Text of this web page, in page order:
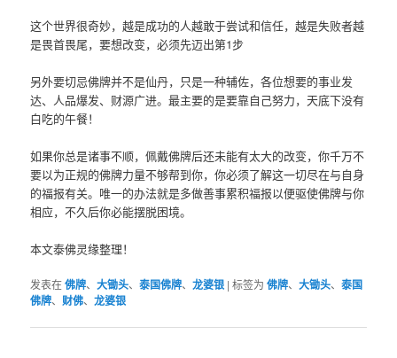
这个世界很奇妙，越是成功的人越敢于尝试和信任，越是失败者越
是畏首畏尾，要想改变，必须先迈出第1步
另外要切忌佛牌并不是仙丹，只是一种辅佐，各位想要的事业发
达、人品爆发、财源广进。最主要的是要靠自己努力，天底下没有
白吃的午餐！
如果你总是诸事不顺，佩戴佛牌后还未能有太大的改变，你千万不
要以为正规的佛牌力量不够帮到你，你必须了解这一切尽在与自身
的福报有关。唯一的办法就是多做善事累积福报以便驱使佛牌与你
相应，不久后你必能摆脱困境。
本文泰佛灵缘整理！
发表在佛牌、大锄头、泰国佛牌、龙婆银 |标签为 佛牌、大锄头、泰国
佛牌、 财佛、龙婆银